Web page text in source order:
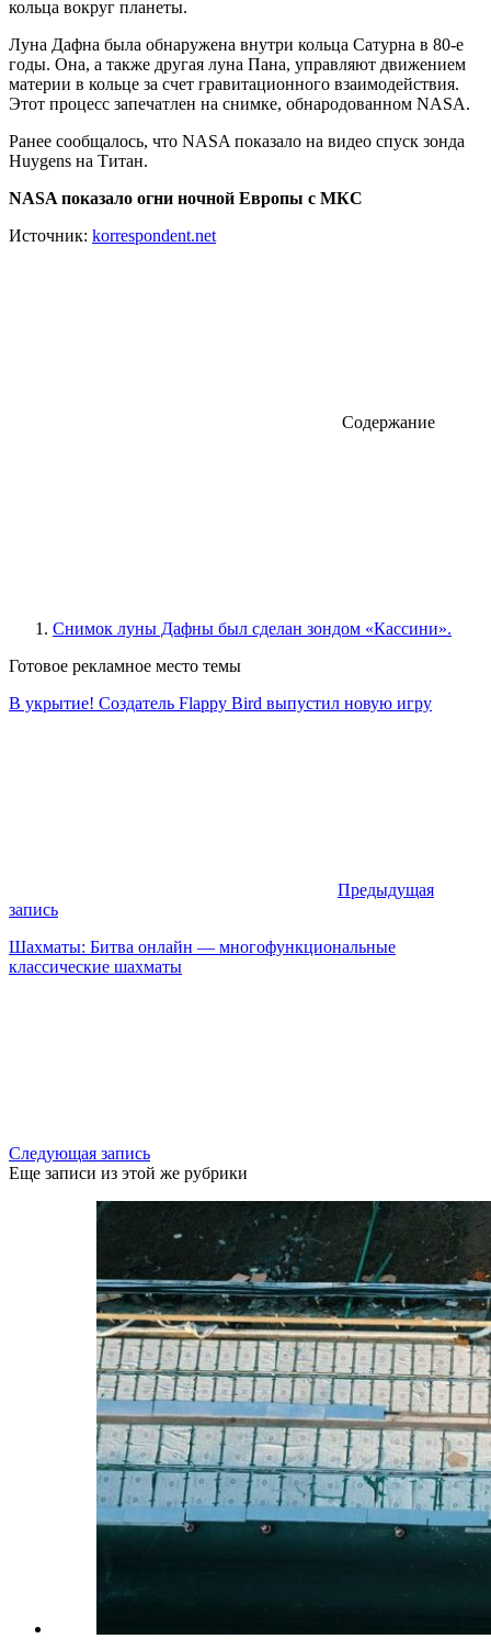
кольца вокруг планеты.
Луна Дафна была обнаружена внутри кольца Сатурна в 80-е
годы. Она, а также другая луна Пана, управляют движением
материи в кольце за счет гравитационного взаимодействия.
Этот процесс запечатлен на снимке, обнародованном NASA.
Ранее сообщалось, что NASA показало на видео спуск зонда
Huygens на Титан.
NASA показало огни ночной Европы с МКС
Источник: korrespondent.net
Содержание
Снимок луны Дафны был сделан зондом «Кассини».
Готовое рекламное место темы
В укрытие! Создатель Flappy Bird выпустил новую игру
Предыдущая
запись
Шахматы: Битва онлайн — многофункциональные
классические шахматы
Следующая запись
Еще записи из этой же рубрики